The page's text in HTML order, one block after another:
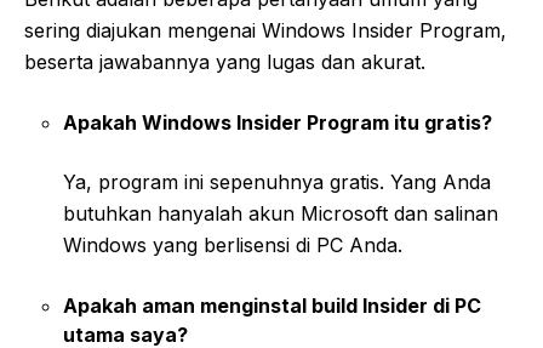
sering diajukan mengenai Windows Insider Program,
beserta jawabannya yang lugas dan akurat.
Apakah Windows Insider Program itu gratis?
Ya, program ini sepenuhnya gratis. Yang Anda
butuhkan hanyalah akun Microsoft dan salinan
Windows yang berlisensi di PC Anda.
Apakah aman menginstal build Insider di PC
utama saya?